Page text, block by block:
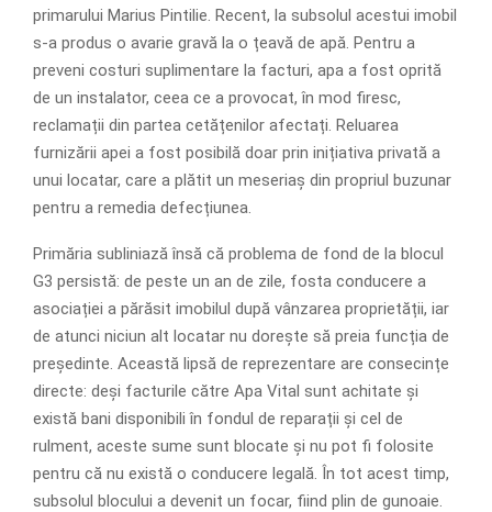
primarului Marius Pintilie. Recent, la subsolul acestui imobil
s-a produs o avarie gravă la o țeavă de apă. Pentru a
preveni costuri suplimentare la facturi, apa a fost oprită
de un instalator, ceea ce a provocat, în mod firesc,
reclamații din partea cetățenilor afectați. Reluarea
furnizării apei a fost posibilă doar prin inițiativa privată a
unui locatar, care a plătit un meseriaș din propriul buzunar
pentru a remedia defecțiunea.
Primăria subliniază însă că problema de fond de la blocul
G3 persistă: de peste un an de zile, fosta conducere a
asociației a părăsit imobilul după vânzarea proprietății, iar
de atunci niciun alt locatar nu dorește să preia funcția de
președinte. Această lipsă de reprezentare are consecințe
directe: deși facturile către Apa Vital sunt achitate și
există bani disponibili în fondul de reparații și cel de
rulment, aceste sume sunt blocate și nu pot fi folosite
pentru că nu există o conducere legală. În tot acest timp,
subsolul blocului a devenit un focar, fiind plin de gunoaie.